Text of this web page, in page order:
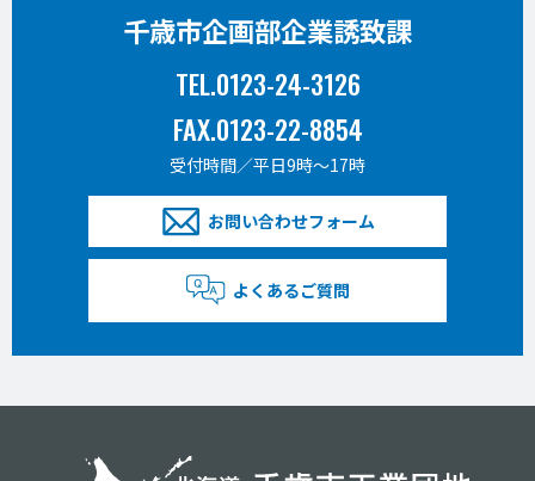
千歳市企画部企業誘致課
TEL.0123-24-3126
FAX.0123-22-8854
受付時間／平日9時〜17時
お問い合わせフォーム
よくあるご質問